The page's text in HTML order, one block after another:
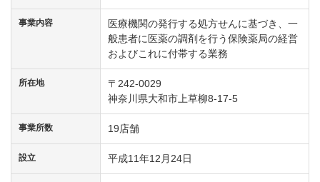
事業内容
医療機関の発行する処方せんに基づき、一
般患者に医薬の調剤を行う保険薬局の経営
およびこれに付帯する業務
所在地
〒242-0029
神奈川県大和市上草柳8-17-5
事業所数 19店舗
設立 平成11年12月24日